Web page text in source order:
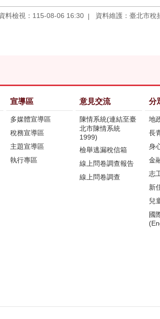
料檢視：115-08-06 16:30 資料維護：臺北市稅
宣導區
多媒體宣導區
稅務宣導區
主題宣導區
執行專區
意見交流
陳情系統(連結至臺
北市陳情系統
1999)
檢舉逃漏稅信箱
線上問卷調查報告
線上問卷調查
分
地
長
身
金
志
新
兒
國